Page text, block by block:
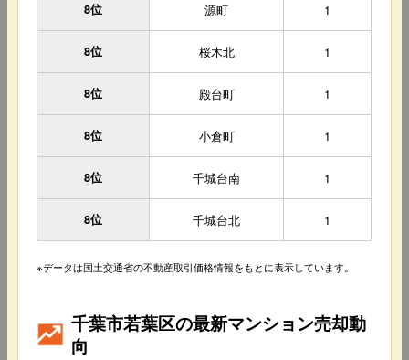
8位 源町 1
8位 桜木北 1
8位 殿台町 1
8位 小倉町 1
8位 千城台南 1
8位 千城台北 1
※データは国土交通省の不動産取引価格情報をもとに表示しています。
千葉市若葉区の最新マンション売却動
向